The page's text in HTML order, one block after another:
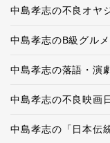
中島孝志の不良オヤ
中島孝志のB級グル
中島孝志の落語・演
中島孝志の不良映画
中島孝志の「日本伝